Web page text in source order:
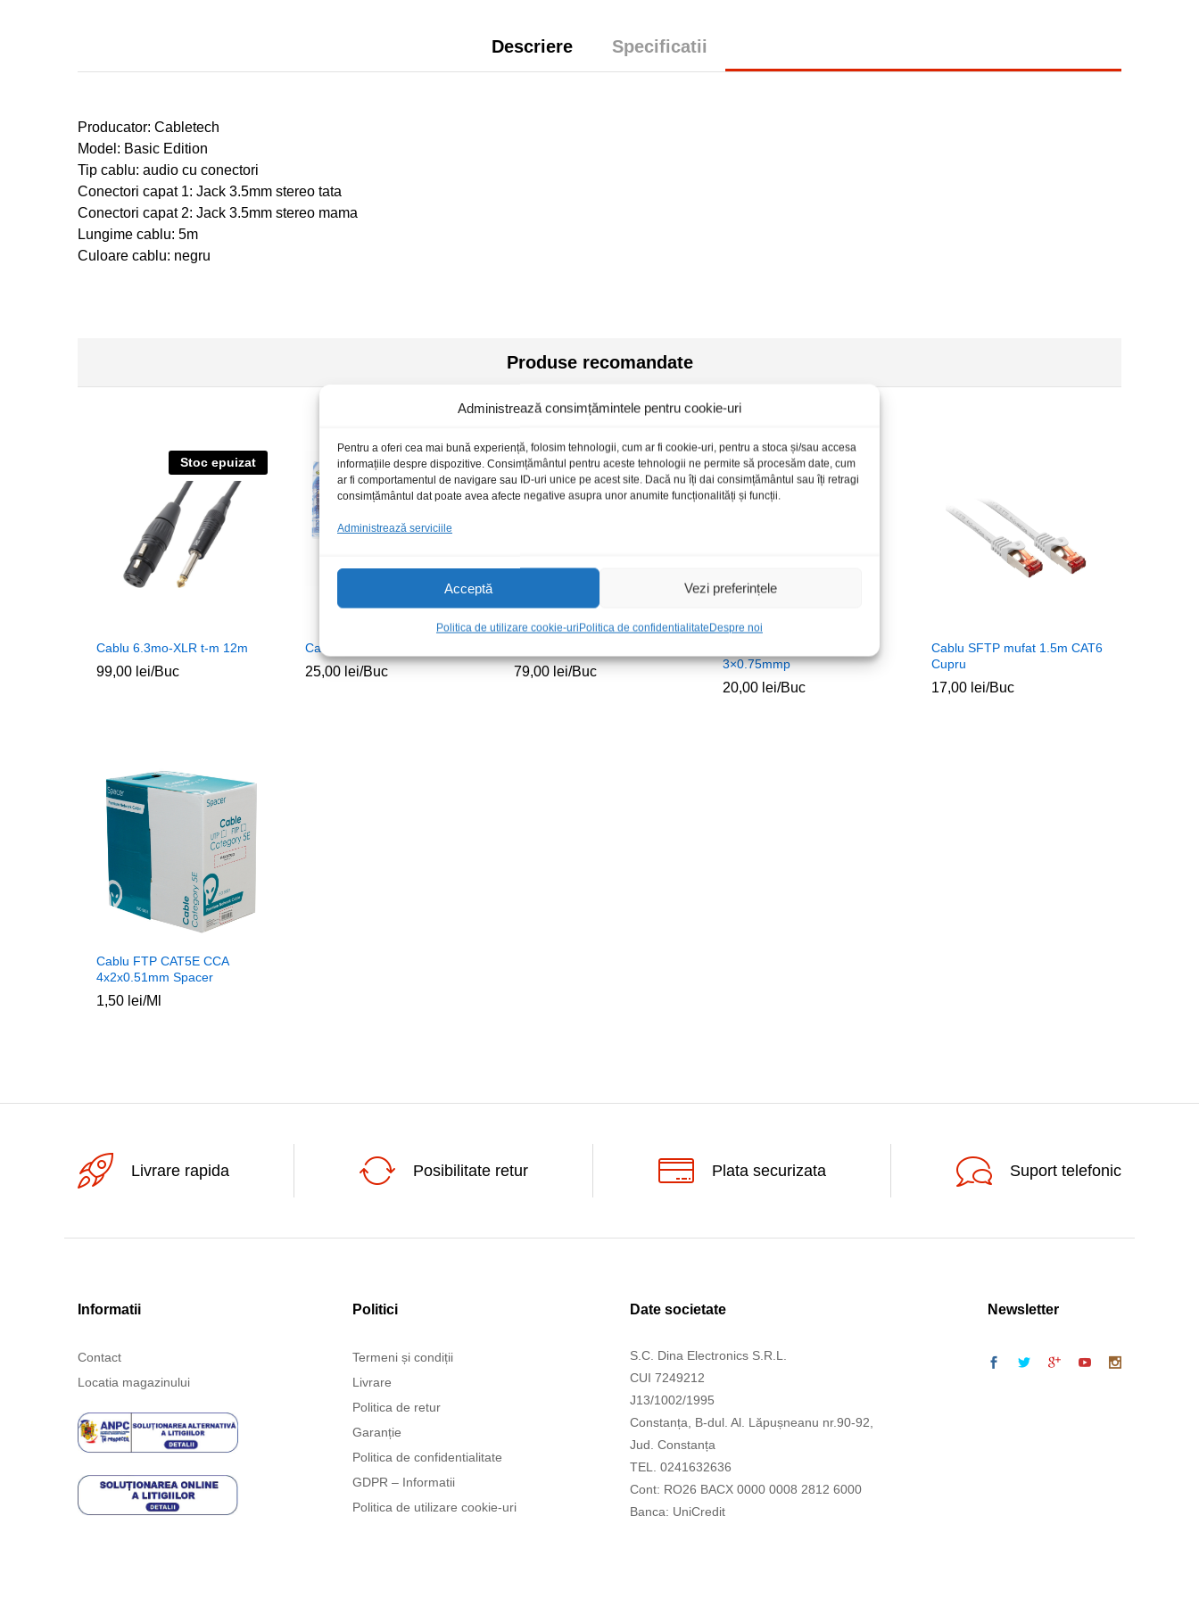
Administrează consimțămintele pentru cookie-uri
Pentru a oferi cea mai bună experiență, folosim tehnologii, cum ar fi cookie-uri, pentru a stoca și/sau accesa
informațiile despre dispozitive. Consimțământul pentru aceste tehnologii ne permite să procesăm date, cum
ar fi comportamentul de navigare sau ID-uri unice pe acest site. Dacă nu îți dai consimțământul sau îți retragi
consimțământul dat poate avea afecte negative asupra unor anumite funcționalități și funcții.
Administrează serviciile
Acceptă Vezi preferințele
Politica de utilizare cookie-uriPolitica de confidentialitateDespre noi
Descriere Specificatii
Producator: Cabletech
Model: Basic Edition
Tip cablu: audio cu conectori
Conectori capat 1: Jack 3.5mm stereo tata
Conectori capat 2: Jack 3.5mm stereo mama
Lungime cablu: 5m
Culoare cablu: negru
Produse recomandate
Stoc epuizat
Cablu 6.3mo-XLR t-m 12m
99,00 lei/Buc
Stoc epuizat
Cablu 2RCA t-t 7.5m HQ
25,00 lei/Buc 79,00 lei/Buc
3×0.75mmp
20,00 lei/Buc
Cablu SFTP mufat 1.5m CAT6
Cupru
17,00 lei/Buc
Cablu FTP CAT5E CCA
4x2x0.51mm Spacer
1,50 lei/Ml
Livrare rapida Posibilitate retur Plata securizata Suport telefonic
Informatii
Contact
Locatia magazinului
Politici
Termeni și condiții
Livrare
Politica de retur
Garanție
Politica de confidentialitate
GDPR – Informatii
Politica de utilizare cookie-uri
Date societate
S.C. Dina Electronics S.R.L.
CUI 7249212
J13/1002/1995
Constanța, B-dul. Al. Lăpușneanu nr.90-92,
Jud. Constanța
TEL. 0241632636
Cont: RO26 BACX 0000 0008 2812 6000
Banca: UniCredit
Newsletter